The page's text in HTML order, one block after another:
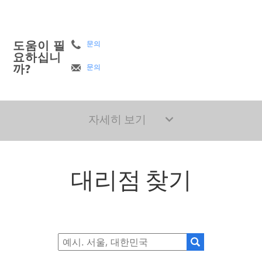
도움이 필
요하십니
까?
문의
문의
자세히 보기
대리점 찾기